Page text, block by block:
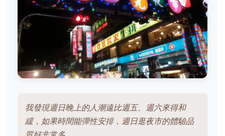
我發現週日晚上的人潮遠比週五、週六來得和
緩，如果時間能彈性安排，週日逛夜市的體驗品